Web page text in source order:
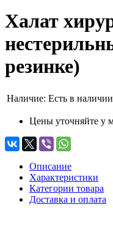
Халат
резинке)
Наличие: Есть в наличии
Цены уточняйте у
Описание
Характеристики
Категории товара
Доставка и оплата